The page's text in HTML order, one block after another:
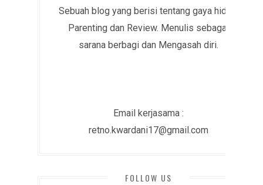
Sebuah blog yang berisi tentang gaya hidup,
Parenting dan Review. Menulis sebagai
sarana berbagi dan Mengasah diri.
Email kerjasama :
retno.kwardani17@gmail.com
FOLLOW US